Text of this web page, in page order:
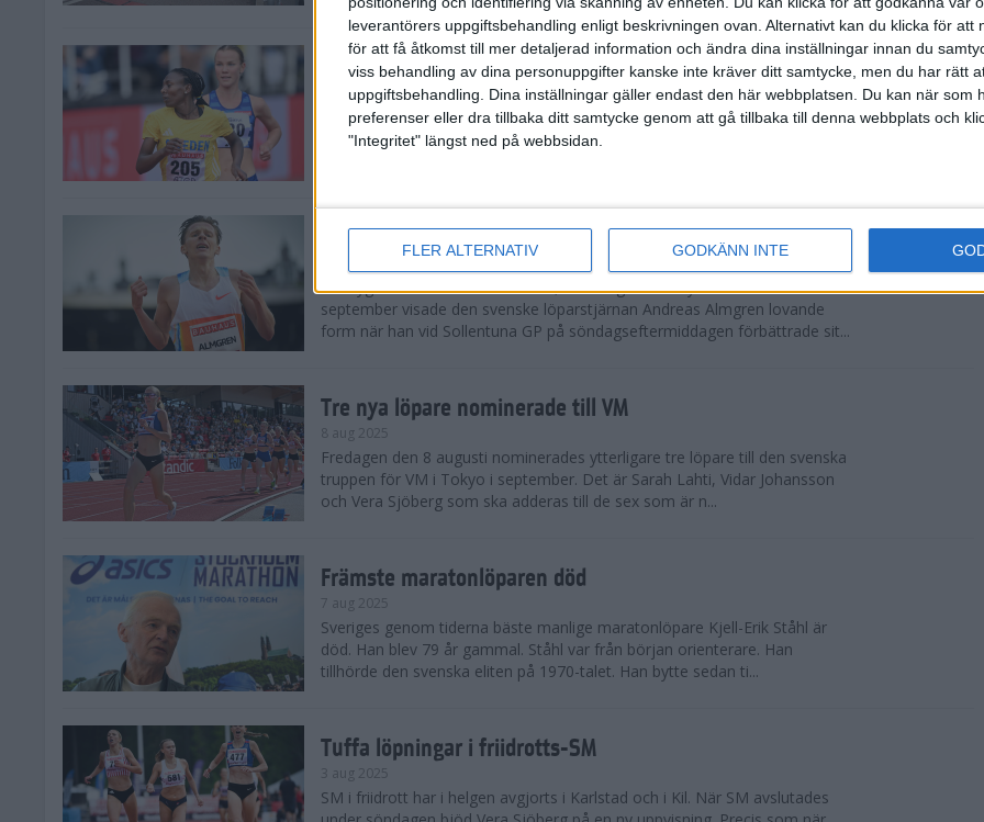
leverantörers uppgiftsbehandling enligt beskrivningen ovan. Alternativt kan du klicka för att
för att få åtkomst till mer detaljerad information och ändra dina inställningar innan du
viss behandling av dina personuppgifter kanske inte kräver ditt samtycke, men du har rätt
uppgiftsbehandling. Dina inställningar gäller endast den här webbplatsen. Du kan när som
preferenser eller dra tillbaka ditt samtycke genom att gå tillbaka till denna webbplats och
"Integritet" längst ned på webbsidan.
FLER ALTERNATIV GODKÄNN INTE
Löparna viktiga när Sverige vann Finnkampen
26 aug 2025
Den hundrade upplagan av Finnkampen, världens äldsta och största
landskamp i friidrott, avgjordes inför fullsatta läktare på Stockholms
Svenskt rekord när Almgren testade VM-formen
En dryg månad före friidrotts-VM, som avgörs i Tokyo den 13-21
september visade den svenske löparstjärnan Andreas Almgren lovande
form när han vid Sollentuna GP på söndagseftermiddagen förbättrade sit...
Tre nya löpare nominerade till VM
8 aug 2025
Fredagen den 8 augusti nominerades ytterligare tre löpare till den svenska
truppen för VM i Tokyo i september. Det är Sarah Lahti, Vidar Johansson
och Vera Sjöberg som ska adderas till de sex som är n...
Främste maratonlöparen död
7 aug 2025
Sveriges genom tiderna bäste manlige maratonlöpare Kjell-Erik Ståhl är
död. Han blev 79 år gammal. Ståhl var från början orienterare. Han
tillhörde den svenska eliten på 1970-talet. Han bytte sedan ti...
Tuffa löpningar i friidrotts-SM
3 aug 2025
SM i friidrott har i helgen avgjorts i Karlstad och i Kil. När SM avslutades